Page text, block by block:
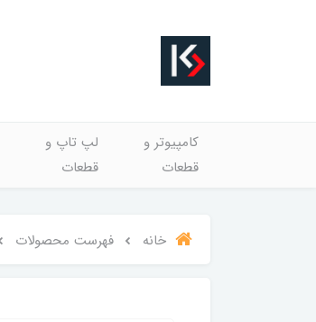
کامپیوتر و
قطعات
لپ تاپ و
قطعات
خانه فهرست محصولات